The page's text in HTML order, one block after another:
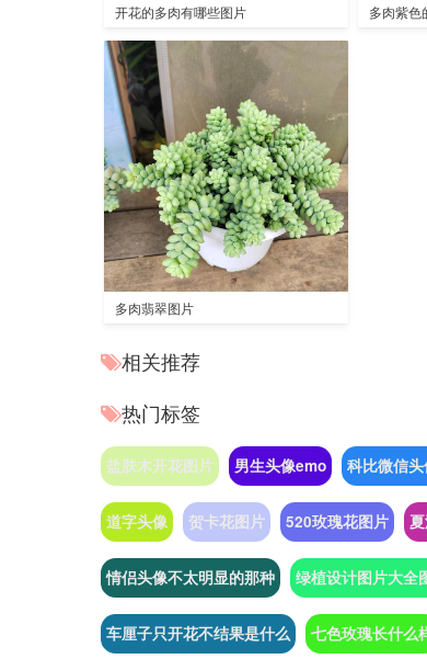
开花的多肉有哪些图片 多肉紫色
多肉翡翠图片
相关推荐
热门标签
盐肤木开花图片 男生头像emo 科比微信
道字头像 贺卡花图片 520玫瑰花图片
情侣头像不太明显的那种 绿植设计图片大全
车厘子只开花不结果是什么 七色玫瑰长什么